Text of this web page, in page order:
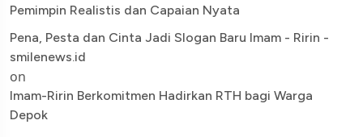
Pemimpin Realistis dan Capaian Nyata
Pena, Pesta dan Cinta Jadi Slogan Baru Imam - Ririn -
smilenews.id
on
Imam-Ririn Berkomitmen Hadirkan RTH bagi Warga
Depok